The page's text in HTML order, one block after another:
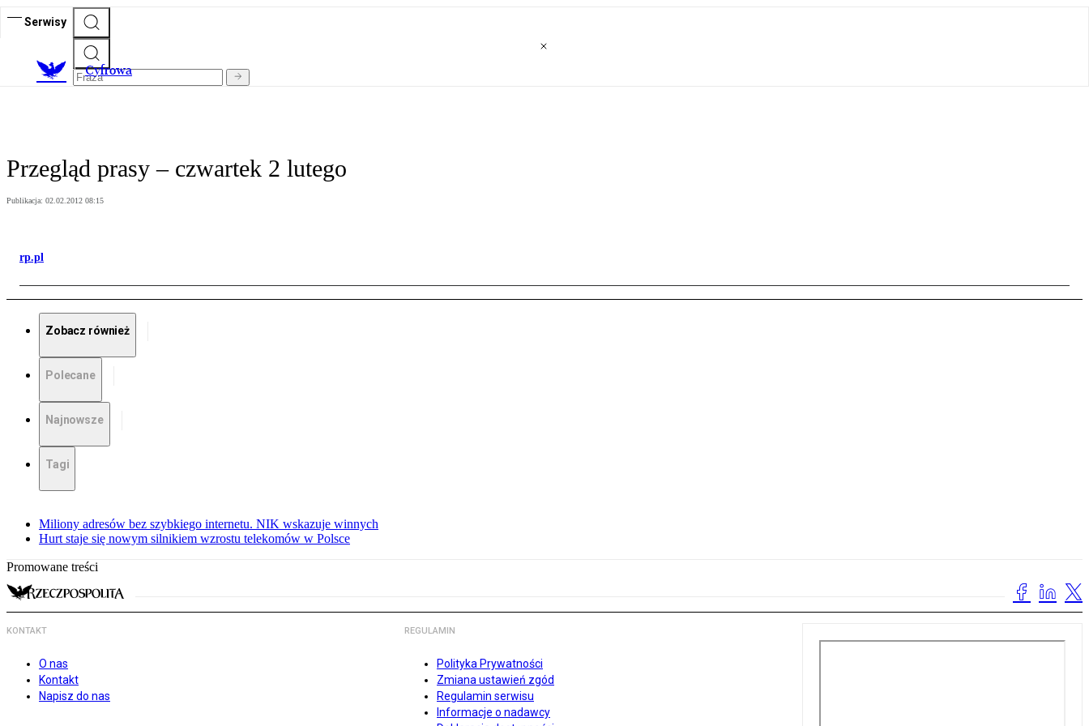
Serwisy
Cyfrowa
Przegląd prasy – czwartek 2 lutego
Publikacja: 02.02.2012 08:15
rp.pl
Zobacz również
Polecane
Najnowsze
Tagi
Miliony adresów bez szybkiego internetu. NIK wskazuje winnych
Hurt staje się nowym silnikiem wzrostu telekomów w Polsce
Promowane treści
KONTAKT
O nas
Kontakt
Napisz do nas
REGULAMIN
Polityka Prywatności
Zmiana ustawień zgód
Regulamin serwisu
Informacje o nadawcy